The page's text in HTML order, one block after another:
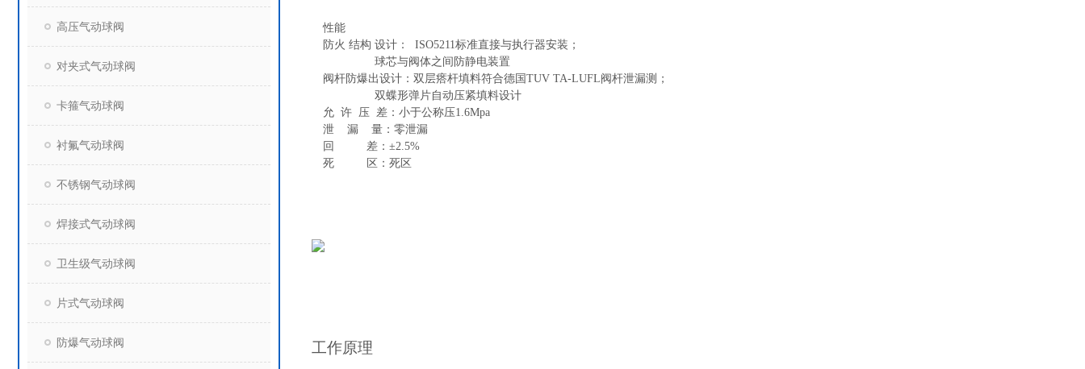
高压气动球阀
对夹式气动球阀
卡箍气动球阀
衬氟气动球阀
不锈钢气动球阀
焊接式气动球阀
卫生级气动球阀
片式气动球阀
防爆气动球阀
性能
防火 结构 设计： ISO5211标准直接与执行器安装；
球芯与阀体之间防静电装置
阀杆防爆出设计：双层瘩杆填料符合德国TUV TA-LUFL阀杆泄漏测；
双蝶形弹片自动压紧填料设计
允 许 压 差：小于公称压1.6Mpa
泄 漏 量：零泄漏
回 差：±2.5%
死 区：死区
工作原理